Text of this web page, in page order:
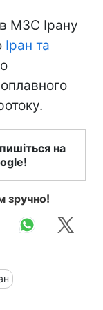
МЗС Ірану
Іран та
на
зручно!